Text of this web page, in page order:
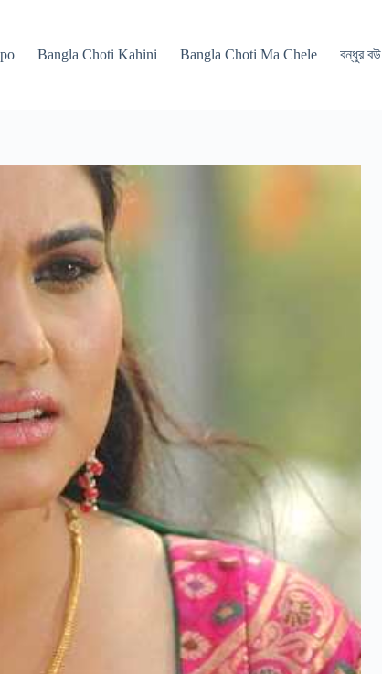
Bangla Choti Kahini Bangla Choti Ma Chele বন্ধুর বউ